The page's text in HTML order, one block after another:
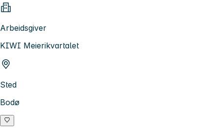
Arbeidsgiver
KIWI Meierikvartalet
Sted
Bodø